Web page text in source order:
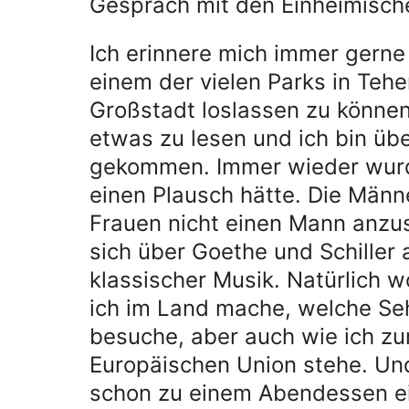
Gespräch mit den
Ich erinnere mich immer
einem der vielen Parks in
Großstadt loslassen zu
etwas zu lesen und ich bin
gekommen. Immer wieder
einen Plausch hätte. Die
Frauen nicht einen Mann
sich über Goethe und
klassischer Musik. Natürlich
ich im Land mache, welche
besuche, aber auch wie ich
Europäischen Union stehe.
schon zu einem Abendessen